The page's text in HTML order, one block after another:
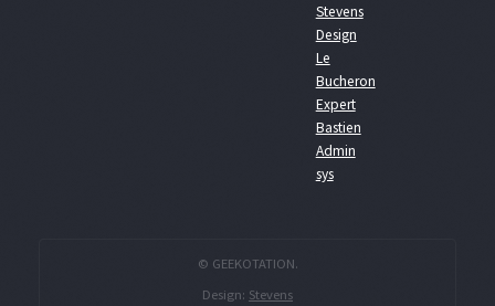
Stevens
Design
Le
Bucheron
Expert
Bastien
Admin
sys
© GEEKOTATION.
Design: Stevens